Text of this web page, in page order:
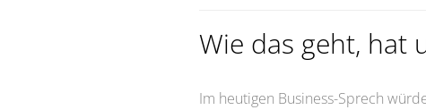
Wie das geht, hat
Im heutigen Business-Sprech